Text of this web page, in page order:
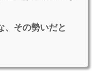
、その勢いだと